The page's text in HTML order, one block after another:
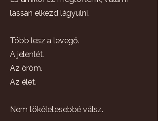
lassan elkezd lágyulni.
Több lesz a levegő.
A jelenlét.
Az öröm.
Az élet.
Nem tökéletesebbé válsz.